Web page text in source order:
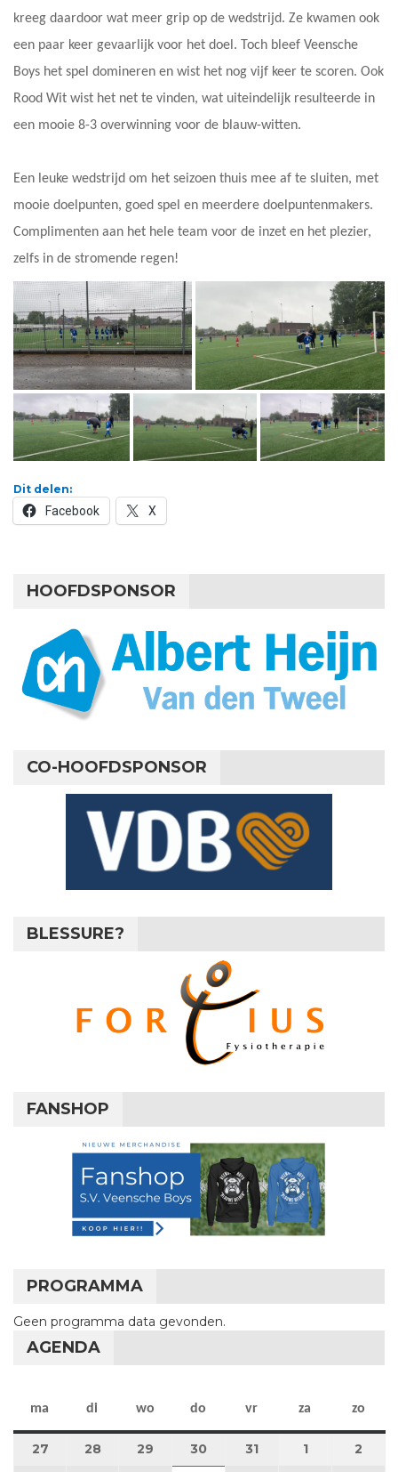
kreeg daardoor wat meer grip op de wedstrijd. Ze kwamen ook
een paar keer gevaarlijk voor het doel. Toch bleef Veensche
Boys het spel domineren en wist het nog vijf keer te scoren. Ook
Rood Wit wist het net te vinden, wat uiteindelijk resulteerde in
een mooie 8-3 overwinning voor de blauw-witten.
Een leuke wedstrijd om het seizoen thuis mee af te sluiten, met
mooie doelpunten, goed spel en meerdere doelpuntenmakers.
Complimenten aan het hele team voor de inzet en het plezier,
zelfs in de stromende regen!
Dit delen:
Facebook X
HOOFDSPONSOR
CO-HOOFDSPONSOR
BLESSURE?
FANSHOP
PROGRAMMA
Geen programma data gevonden.
AGENDA
ma maandag
di dinsdag
wo woensdag
do donderdag
vr vrijdag
za zaterdag
zo
27 27 juli 2026
28 28 juli 2026
29 29 juli 2026
30 30 juli 2026
31 31 juli 2026
11 augustus
2